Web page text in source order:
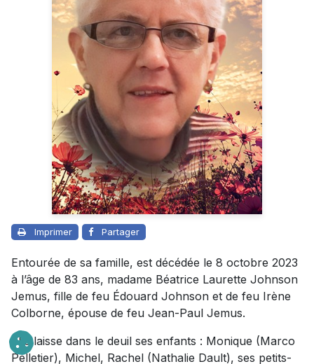
Imprimer Partager
Entourée de sa famille, est décédée le 8 octobre 2023
à l’âge de 83 ans, madame Béatrice Laurette Johnson
Jemus, fille de feu Édouard Johnson et de feu Irène
Colborne, épouse de feu Jean-Paul Jemus.
Elle laisse dans le deuil ses enfants : Monique (Marco
Pelletier), Michel, Rachel (Nathalie Dault), ses petits-